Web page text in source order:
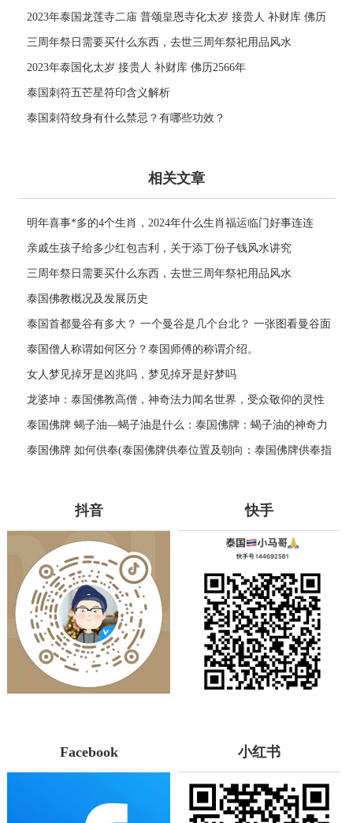
2023年泰国龙莲寺二庙 普颂皇恩寺化太岁 接贵人 补财库 佛历
2566年
三周年祭日需要买什么东西，去世三周年祭祀用品风水
2023年泰国化太岁 接贵人 补财库 佛历2566年
泰国刺符五芒星符印含义解析
泰国刺符纹身有什么禁忌？有哪些功效？
相关文章
明年喜事*多的4个生肖，2024年什么生肖福运临门好事连连
亲戚生孩子给多少红包吉利，关于添丁份子钱风水讲究
三周年祭日需要买什么东西，去世三周年祭祀用品风水
泰国佛教概况及发展历史
泰国首都曼谷有多大？ 一个曼谷是几个台北？ 一张图看曼谷面
积与各大城市比较
泰国僧人称谓如何区分？泰国师傅的称谓介绍。
女人梦见掉牙是凶兆吗，梦见掉牙是好梦吗
龙婆坤：泰国佛教高僧，神奇法力闻名世界，受众敬仰的灵性
导师
泰国佛牌 蝎子油—蝎子油是什么：泰国佛牌：蝎子油的神奇力
量
泰国佛牌 如何供奉(泰国佛牌供奉位置及朝向：泰国佛牌供奉指
抖音 快手
Facebook 小红书